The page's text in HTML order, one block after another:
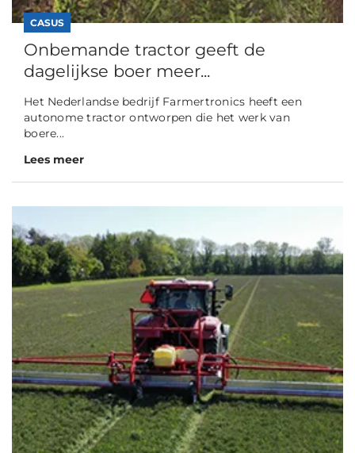
CASUS
Onbemande tractor geeft de
dagelijkse boer meer...
Het Nederlandse bedrijf Farmertronics heeft een
autonome tractor ontworpen die het werk van
boere...
Lees meer